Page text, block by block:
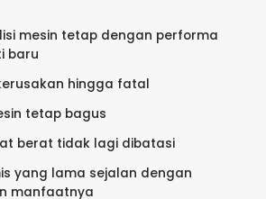
mesin tetap dengan performa
baru
hingga fatal
tetap bagus
berat tidak lagi dibatasi
yang lama sejalan dengan
manfaatnya